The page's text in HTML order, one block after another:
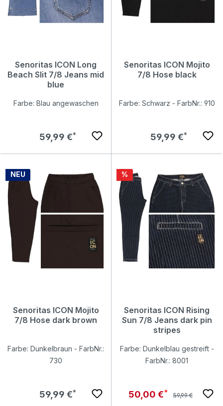
Senoritas ICON Long
Beach Slit 7/8 Jeans mid
blue
Farbe: Blau angewaschen
Regulärer Preis:
59,99 €
Senoritas ICON Mojito
7/8 Hose black
Farbe: Schwarz - FarbNr.: 910
Regulärer Preis:
59,99 €
NEU
Senoritas ICON Mojito
7/8 Hose dark brown
Farbe: Dunkelbraun - FarbNr.:
730
Regulärer Preis:
59,99 €
Rabatt
%
Senoritas ICON Rising
Sun 7/8 Jeans dark pin
stripes
Farbe: Dunkelblau gestreift -
FarbNr.: 8001
Verkaufspreis:
50,00 € Regulärer Preis:
59,99 €